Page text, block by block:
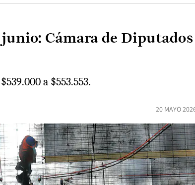
Cámara de
a $553.553.
20 MAYO